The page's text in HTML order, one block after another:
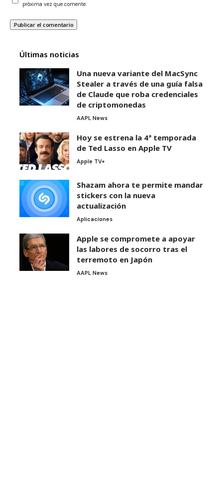
próxima vez que comente.
Últimas noticias
Una nueva variante del MacSync
Stealer a través de una guía falsa
de Claude que roba credenciales
de criptomonedas
AAPL News
Hoy se estrena la 4ª temporada
de Ted Lasso en Apple TV
Apple TV+
Shazam ahora te permite mandar
stickers con la nueva
actualización
Aplicaciones
Apple se compromete a apoyar
las labores de socorro tras el
terremoto en Japón
AAPL News